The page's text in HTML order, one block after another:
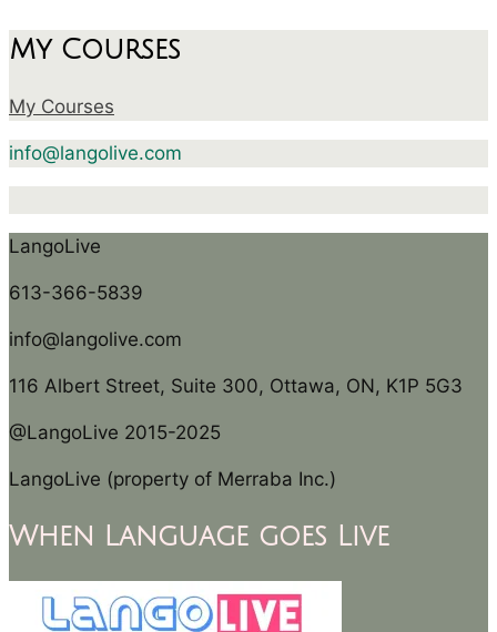
My Courses
My Courses
info@langolive.com
LangoLive
613-366-5839
info@langolive.com
116 Albert Street, Suite 300, Ottawa, ON, K1P 5G3
@LangoLive 2015-2025
LangoLive (property of Merraba Inc.)
When Language goes Live